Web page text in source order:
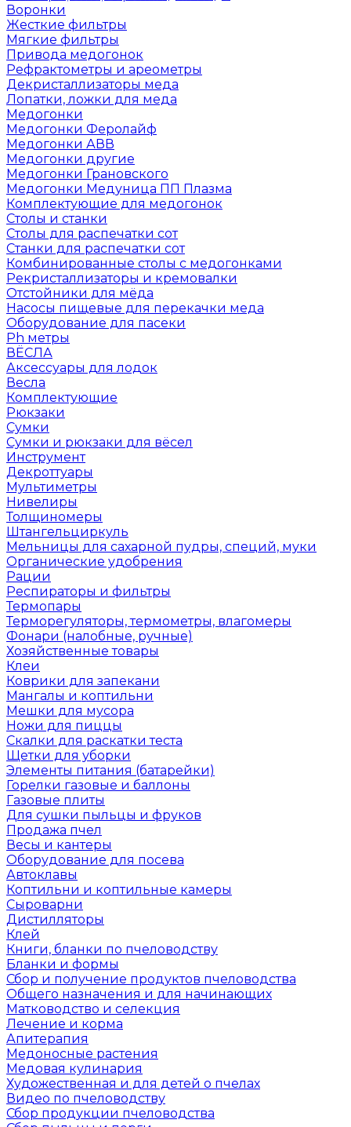
Воронки
Жесткие фильтры
Мягкие фильтры
Привода медогонок
Рефрактометры и ареометры
Декристаллизаторы меда
Лопатки, ложки для меда
Медогонки
Медогонки Феролайф
Медогонки АВВ
Медогонки другие
Медогонки Грановского
Медогонки Медуница ПП Плазма
Комплектующие для медогонок
Столы и станки
Столы для распечатки сот
Станки для распечатки сот
Комбинированные столы с медогонками
Рекристаллизаторы и кремовалки
Отстойники для мёда
Насосы пищевые для перекачки меда
Оборудование для пасеки
Ph метры
ВЁСЛА
Аксессуары для лодок
Весла
Комплектующие
Рюкзаки
Сумки
Сумки и рюкзаки для вёсел
Инструмент
Декроттуары
Мультиметры
Нивелиры
Толщиномеры
Штангельциркуль
Мельницы для сахарной пудры, специй, муки
Органические удобрения
Рации
Респираторы и фильтры
Термопары
Терморегуляторы, термометры, влагомеры
Фонари (налобные, ручные)
Хозяйственные товары
Клеи
Коврики для запекани
Мангалы и коптильни
Мешки для мусора
Ножи для пиццы
Скалки для раскатки теста
Щетки для уборки
Элементы питания (батарейки)
Горелки газовые и баллоны
Газовые плиты
Для сушки пыльцы и фруков
Продажа пчел
Весы и кантеры
Оборудование для посева
Автоклавы
Коптильни и коптильные камеры
Сыроварни
Дистилляторы
Клей
Книги, бланки по пчеловодству
Бланки и формы
Сбор и получение продуктов пчеловодства
Общего назначения и для начинающих
Матководство и селекция
Лечение и корма
Апитерапия
Медоносные растения
Медовая кулинария
Художественная и для детей о пчелах
Видео по пчеловодству
Сбор продукции пчеловодства